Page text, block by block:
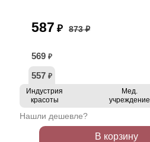
587 ₽ 873 ₽
569 ₽
557 ₽
Индустрия
красоты
Мед.
учреждение
Нашли дешевле?
В корзину